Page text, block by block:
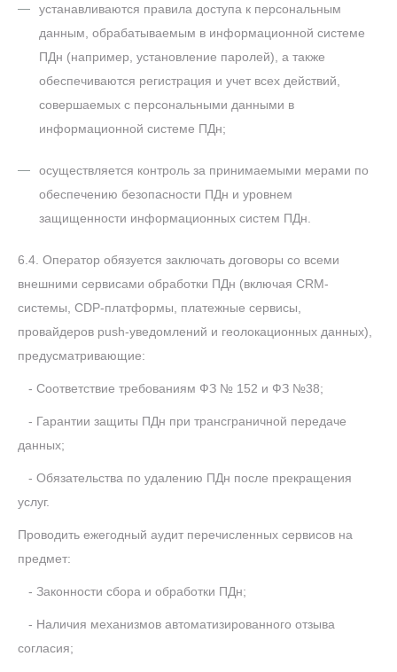
устанавливаются правила доступа к персональным
данным, обрабатываемым в информационной системе
ПДн (например, установление паролей), а также
обеспечиваются регистрация и учет всех действий,
совершаемых с персональными данными в
информационной системе ПДн;
осуществляется контроль за принимаемыми мерами по
обеспечению безопасности ПДн и уровнем
защищенности информационных систем ПДн.
6.4. Оператор обязуется заключать договоры со всеми
внешними сервисами обработки ПДн (включая CRM-
системы, CDP-платформы, платежные сервисы,
провайдеров push-уведомлений и геолокационных данных),
предусматривающие:
- Соответствие требованиям ФЗ № 152 и ФЗ №38;
- Гарантии защиты ПДн при трансграничной передаче
данных;
- Обязательства по удалению ПДн после прекращения
услуг.
Проводить ежегодный аудит перечисленных сервисов на
предмет:
- Законности сбора и обработки ПДн;
- Наличия механизмов автоматизированного отзыва
согласия;